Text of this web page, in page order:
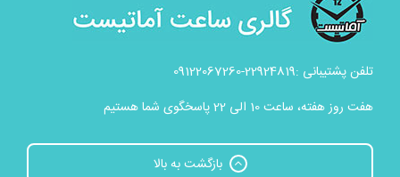
تلفن پشتیبانی :22924819-09122067260
هفت روز هفته، ساعت 10 الی 22 پاسخگوی شما هستیم
بازگشت به بالا